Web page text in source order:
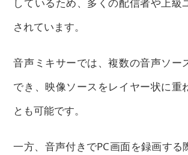
されています。
音声ミキサーでは、複数の音声ソー
でき、映像ソースをレイヤー状に重
とも可能です。
一方、音声付きでPC画面を録画する